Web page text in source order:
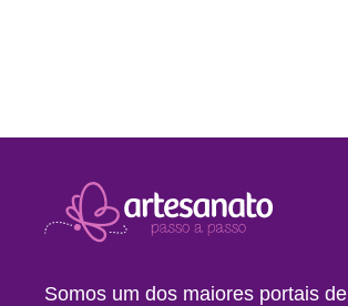
Somos um dos maiores portais